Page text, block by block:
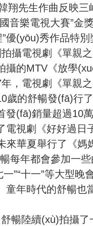
翔先生作曲反映
國音樂電視大賽”金
優(yōu)秀作品特別
拍攝電視劇《單親
攝的MTV《放學
，電視劇《單親之
10歲的舒暢發(fā)
(fā)銷量超過10萬張
視劇《好好過日子
來華夏舉行了《
每年都會參加一些
十一”等大型晚會
。童年時代的舒暢
舒暢陸續(xù)拍攝了